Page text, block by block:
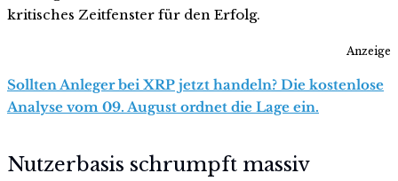
kritisches Zeitfenster für den Erfolg.
Anzeige
Sollten Anleger bei XRP jetzt handeln? Die kostenlose
Analyse vom 09. August ordnet die Lage ein.
Nutzerbasis schrumpft massiv